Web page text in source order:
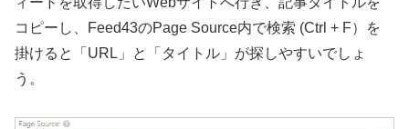
コピーし、Feed43のPage Source内で検索 (Ctrl + F）を
掛けると「URL」と「タイトル」が探しやすいでしょ
う。